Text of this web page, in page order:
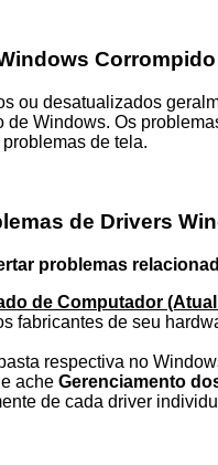
ou desatualizados
Windows. Os
de tela.
de Drivers
problemas
de Computador
fabricantes de seu
respectiva no
e ache Gerenciamento
de cada driver